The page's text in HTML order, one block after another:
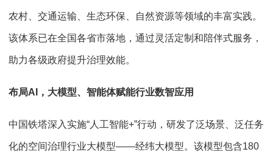
农村、交通运输、生态环保、自然资源等领域的丰富实践。
该体系已在全国各省市落地，通过灵活定制和陪伴式服务，
助力各级政府提升治理效能。
布局AI，大模型、智能体赋能行业数智应用
中国铁塔深入实施“人工智能+”行动，研发了泛场景、泛任务
化的空间治理行业大模型——经纬大模型。该模型包含180